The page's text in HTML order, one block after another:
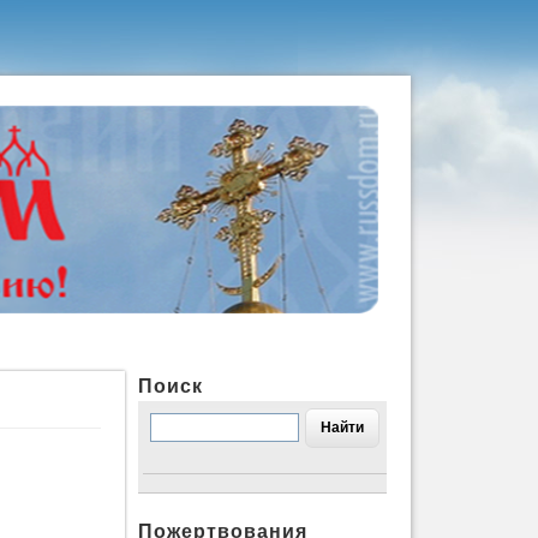
Поиск
Пожертвования